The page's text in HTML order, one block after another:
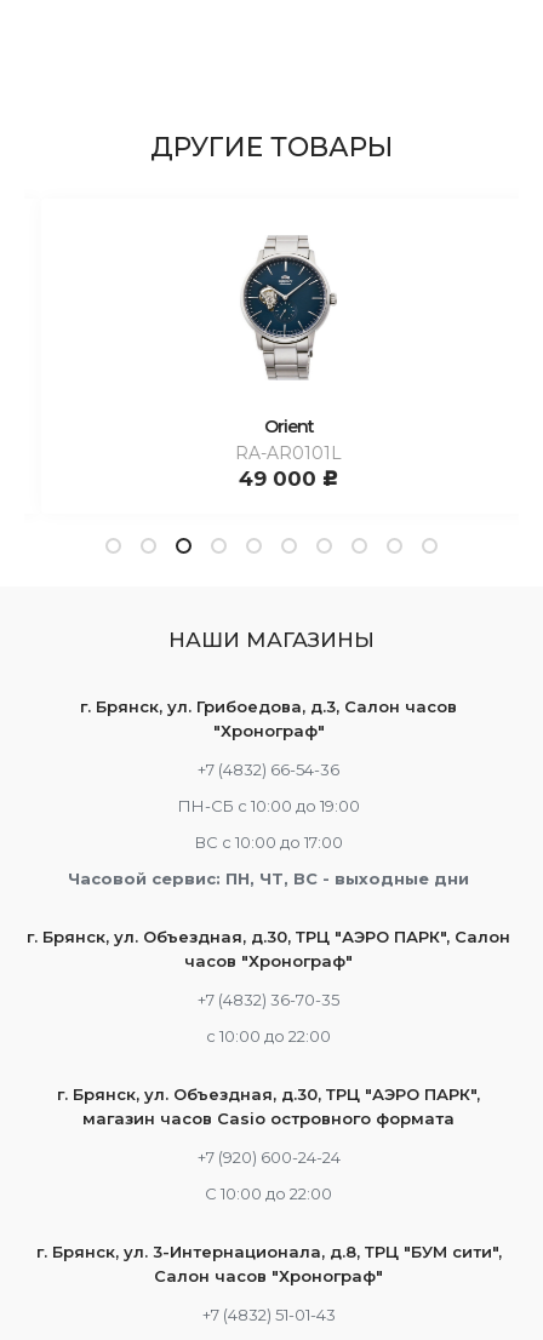
ДРУГИЕ ТОВАРЫ
Orient
RA-AR0101L
49 000c
НАШИ МАГАЗИНЫ
г. Брянск, ул. Грибоедова, д.3, Салон часов
"Хронограф"
+7 (4832) 66-54-36
ПН-СБ с 10:00 до 19:00
ВС с 10:00 до 17:00
Часовой сервис: ПН, ЧТ, ВС - выходные дни
г. Брянск, ул. Объездная, д.30, ТРЦ "АЭРО ПАРК", Салон
часов "Хронограф"
+7 (4832) 36-70-35
c 10:00 до 22:00
г. Брянск, ул. Объездная, д.30, ТРЦ "АЭРО ПАРК",
магазин часов Casio островного формата
+7 (920) 600-24-24
С 10:00 до 22:00
г. Брянск, ул. 3-Интернационала, д.8, ТРЦ "БУМ сити",
Салон часов "Хронограф"
+7 (4832) 51-01-43